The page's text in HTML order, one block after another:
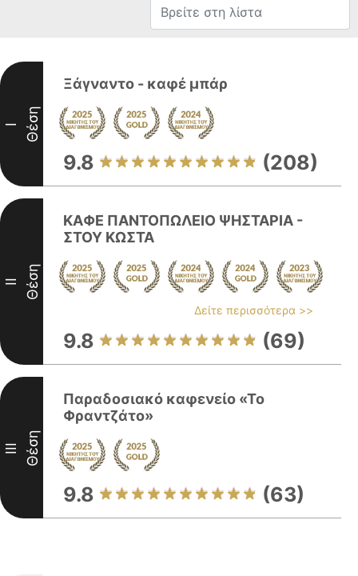
I Θέση
Ξάγναντο - καφέ μπάρ
9.8 (208)
II Θέση
ΚΑΦΕ ΠΑΝΤΟΠΩΛΕΙΟ ΨΗΣΤΑΡΙΑ -
ΣΤΟΥ ΚΩΣΤΑ
Δείτε περισσότερα >>
9.8 (69)
III Θέση
Παραδοσιακό καφενείο «Το
Φραντζάτο»
9.8 (63)